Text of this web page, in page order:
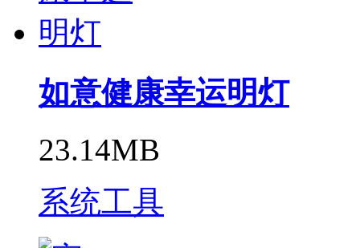
如意健康幸运明灯
23.14MB
系统工具